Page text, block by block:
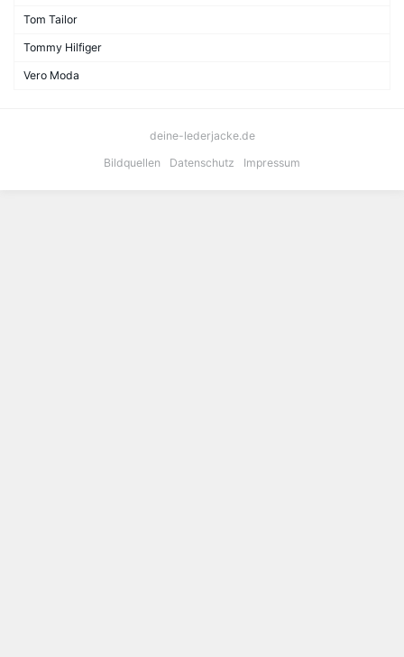
Tom Tailor
Tommy Hilfiger
Vero Moda
deine-lederjacke.de
Bildquellen
Datenschutz Impressum